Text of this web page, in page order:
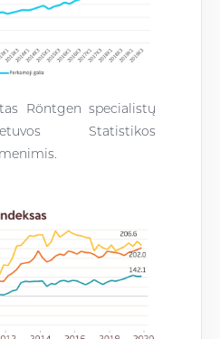
Röntgen specialistų
Statistikos